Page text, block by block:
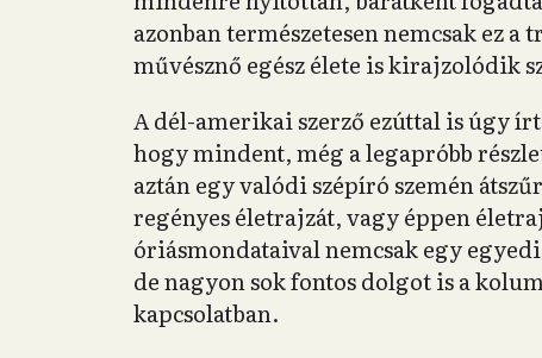
azonban természetesen nemcsak ez
művésznő egész élete is kirajzolódik
A dél-amerikai szerző ezúttal is úgy
hogy mindent, még a legapróbb
aztán egy valódi szépíró szemén
regényes életrajzát, vagy éppen
óriásmondataival nemcsak egy
de nagyon sok fontos dolgot is a
kapcsolatban.